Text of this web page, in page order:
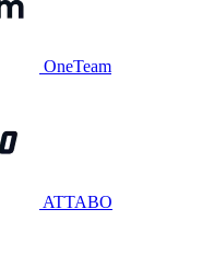
OneTeam
ATTABO